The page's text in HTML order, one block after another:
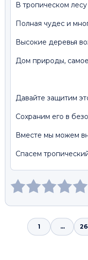
В тропическом
Полная чудес и
Высокие деревья
Дом природы,
Давайте защитим
Сохраним его в
Вместе мы можем
Спасем
1 ...